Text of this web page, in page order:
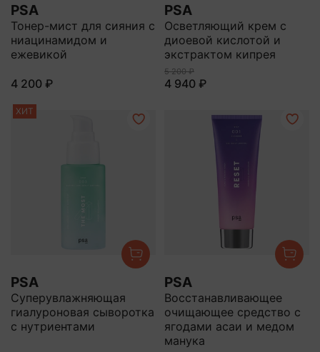
PSA
Тонер-мист для сияния с
ниацинамидом и
ежевикой
4 200 ₽
PSA
Осветляющий крем с
диоевой кислотой и
экстрактом кипрея
5 200 ₽
4 940 ₽
ХИТ
PSA
Суперувлажняющая
гиалуроновая сыворотка
с нутриентами
PSA
Восстанавливающее
очищающее средство с
ягодами асаи и медом
манука